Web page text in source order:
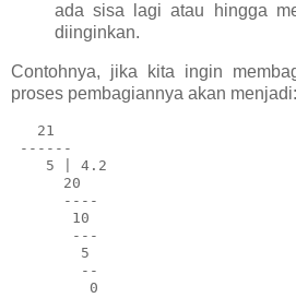
ada sisa lagi atau hingga
diinginkan.
Contohnya, jika kita ingin
proses pembagiannya akan menjadi:
21
------
5
4.2
20
----
10
---
5
--
0